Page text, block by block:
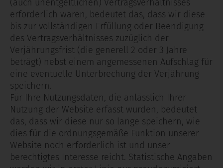
(auch unentgeltlichen) Vertragsverhältnisses
erforderlich waren, bedeutet das, dass wir diese
bis zur vollständigen Erfüllung oder Beendigung
des Vertragsverhältnisses zuzüglich der
Verjährungsfrist (die generell 2 oder 3 Jahre
beträgt) nebst einem angemessenen Aufschlag für
eine eventuelle Unterbrechung der Verjährung
speichern.
Für Ihre Nutzungsdaten, die anlässlich Ihrer
Nutzung der Website erfasst wurden, bedeutet
das, dass wir diese nur so lange speichern, wie
dies für die ordnungsgemäße Funktion unserer
Website noch erforderlich ist und unser
berechtigtes Interesse reicht. Statistische Angaben